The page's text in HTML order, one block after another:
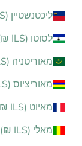
ליכטנשטיין (ILS ₪)
לסוטו (ILS ₪)
מאוריטניה (ILS ₪)
מאוריציוס (ILS ₪)
מאיוט (ILS ₪)
מאלי (ILS ₪)